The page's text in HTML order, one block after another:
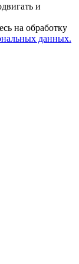
и
на обработку
данных.